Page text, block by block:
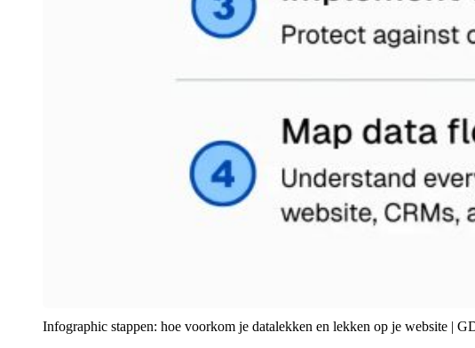
Infographic stappen: hoe voorkom je datalekken en lekken op je website |